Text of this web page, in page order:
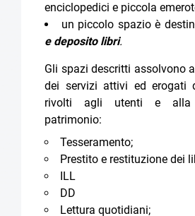
enciclopedici e piccola
un piccolo spazio è
e deposito libri.
Gli spazi descritti assolvono
dei servizi attivi ed erogati
rivolti agli utenti e alla
patrimonio:
Tesseramento;
Prestito e restituzione dei
ILL
DD
Lettura quotidiani;